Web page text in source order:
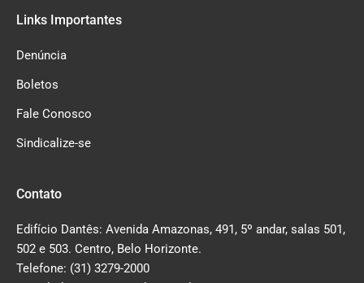
Links Importantes
Denúncia
Boletos
Fale Conosco
Sindicalize-se
Contato
Edifício Dantês: Avenida Amazonas, 491, 5º andar, salas 501,
502 e 503. Centro, Belo Horizonte.
Telefone: (31) 3279-2000